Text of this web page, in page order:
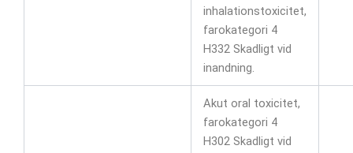
inhalationstoxicitet,
farokategori 4
H332 Skadligt vid
inandning.
Akut oral toxicitet,
farokategori 4
H302 Skadligt vid